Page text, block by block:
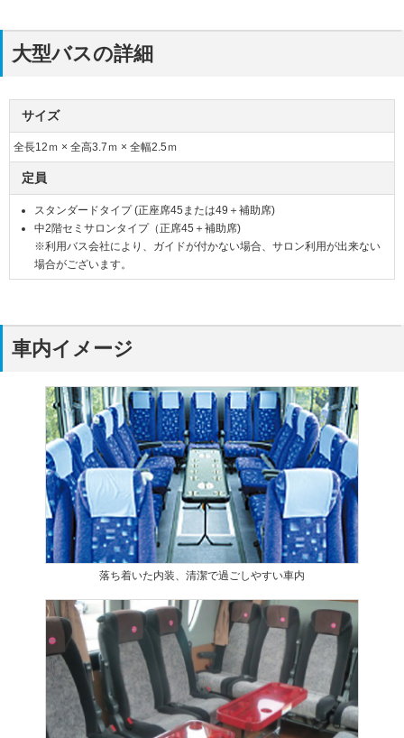
大型バスの詳細
サイズ
全長12ｍ × 全高3.7ｍ × 全幅2.5ｍ
定員
スタンダードタイプ (正座席45または49＋補助席)
中2階セミサロンタイプ（正席45＋補助席)
※利用バス会社により、ガイドが付かない場合、サロン利用が出来ない
場合がございます。
車内イメージ
落ち着いた内装、清潔で過ごしやすい車内